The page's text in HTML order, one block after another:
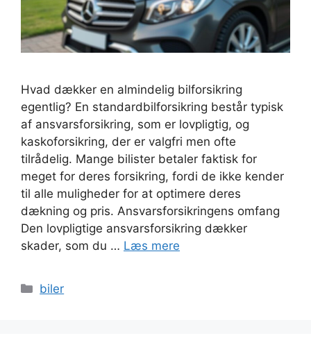
Hvad dækker en almindelig bilforsikring
egentlig? En standardbilforsikring består typisk
af ansvarsforsikring, som er lovpligtig, og
kaskoforsikring, der er valgfri men ofte
tilrådelig. Mange bilister betaler faktisk for
meget for deres forsikring, fordi de ikke kender
til alle muligheder for at optimere deres
dækning og pris. Ansvarsforsikringens omfang
Den lovpligtige ansvarsforsikring dækker
skader, som du … Læs mere
Kategorier
biler